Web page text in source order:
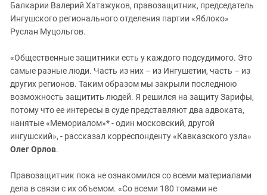
Балкарии Валерий Хатажуков, правозащитник, председатель
Ингушского регионального отделения партии «Яблоко»
Руслан Муцольгов.
«Общественные защитники есть у каждого подсудимого. Это
самые разные люди. Часть из них – из Ингушетии, часть – из
других регионов. Таким образом мы закрыли последнюю
возможность защитить людей. Я решился на защиту Зарифы,
потому что ее интересы в суде представляют два адвоката,
нанятые «Мемориалом»* - один московский, другой
ингушский», - рассказал корреспонденту «Кавказского узла»
Олег Орлов.
Правозащитник пока не ознакомился со всеми материалами
дела в связи с их объемом. «Со всеми 180 томами не